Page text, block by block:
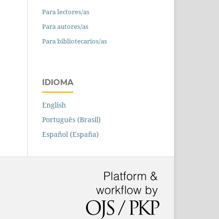
Para lectores/as
Para autores/as
Para bibliotecarios/as
IDIOMA
English
Português (Brasil)
Español (España)